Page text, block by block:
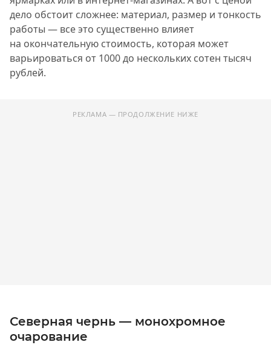
дело обстоит сложнее: материал, размер и тонкость
работы — все это существенно влияет
на окончательную стоимость, которая может
варьироваться от 1000 до нескольких сотен тысяч
рублей.
РЕКЛАМА — ПРОДОЛЖЕНИЕ НИЖЕ
Северная чернь — монохромное
очарование